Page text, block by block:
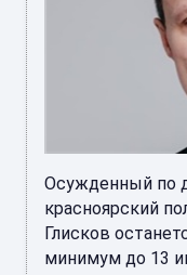
Осужденный по
красноярский
Глисков
минимум до 13